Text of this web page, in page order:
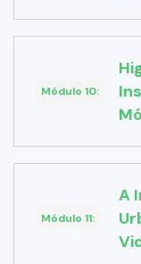
Módulo 10:
Módulo 11:
A